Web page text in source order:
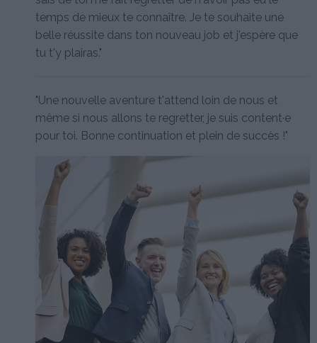
temps de mieux te connaître. Je te souhaite une
belle réussite dans ton nouveau job et j'espère que
tu t'y plairas."
"Une nouvelle aventure t'attend loin de nous et
même si nous allons te regretter, je suis content·e
pour toi. Bonne continuation et plein de succès !"